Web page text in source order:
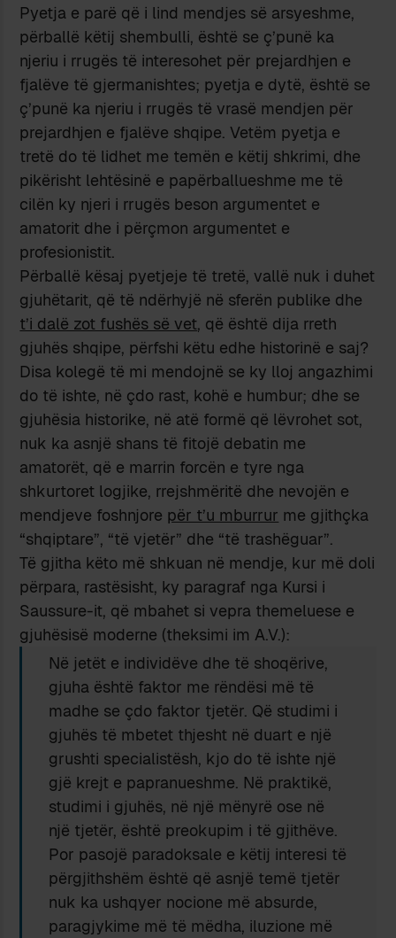
Pyetja e parë që i lind mendjes së arsyeshme,
përballë këtij shembulli, është se ç’punë ka
njeriu i rrugës të interesohet për prejardhjen e
fjalëve të gjermanishtes; pyetja e dytë, është se
ç’punë ka njeriu i rrugës të vrasë mendjen për
prejardhjen e fjalëve shqipe. Vetëm pyetja e
tretë do të lidhet me temën e këtij shkrimi, dhe
pikërisht lehtësinë e papërballueshme me të
cilën ky njeri i rrugës beson argumentet e
amatorit dhe i përçmon argumentet e
profesionistit.
Përballë kësaj pyetjeje të tretë, vallë nuk i duhet
gjuhëtarit, që të ndërhyjë në sferën publike dhe
t’i dalë zot fushës së vet, që është dija rreth
gjuhës shqipe, përfshi këtu edhe historinë e saj?
Disa kolegë të mi mendojnë se ky lloj angazhimi
do të ishte, në çdo rast, kohë e humbur; dhe se
gjuhësia historike, në atë formë që lëvrohet sot,
nuk ka asnjë shans të fitojë debatin me
amatorët, që e marrin forcën e tyre nga
shkurtoret logjike, rrejshmëritë dhe nevojën e
mendjeve foshnjore për t’u mburrur me gjithçka
“shqiptare”, “të vjetër” dhe “të trashëguar”.
Të gjitha këto më shkuan në mendje, kur më doli
përpara, rastësisht, ky paragraf nga Kursi i
Saussure-it, që mbahet si vepra themeluese e
gjuhësisë moderne (theksimi im A.V.):
Në jetët e individëve dhe të shoqërive,
gjuha është faktor me rëndësi më të
madhe se çdo faktor tjetër. Që studimi i
gjuhës të mbetet thjesht në duart e një
grushti specialistësh, kjo do të ishte një
gjë krejt e papranueshme. Në praktikë,
studimi i gjuhës, në një mënyrë ose në
një tjetër, është preokupim i të gjithëve.
Por pasojë paradoksale e këtij interesi të
përgjithshëm është që asnjë temë tjetër
nuk ka ushqyer nocione më absurde,
paragjykime më të mëdha, iluzione më